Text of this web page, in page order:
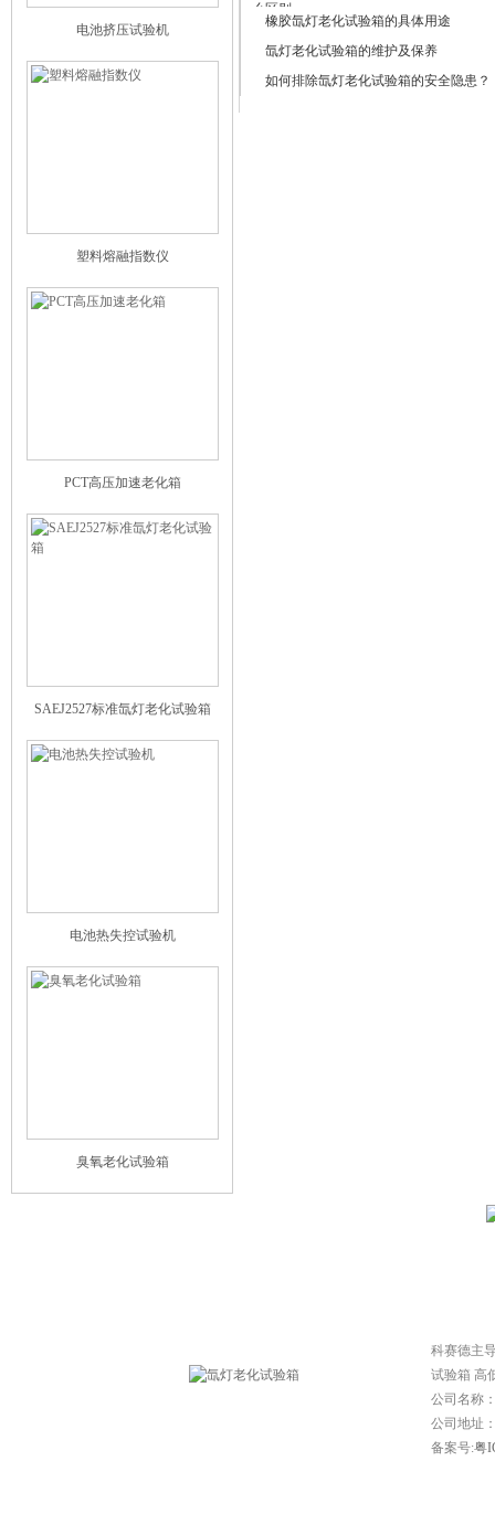
电池挤压试验机
塑料熔融指数仪
PCT高压加速老化箱
SAEJ2527标准氙灯老化试验箱
电池热失控试验机
臭氧老化试验箱
么区别
橡胶氙灯老化试验箱的具体用途
氙灯老化试验箱的维护及保养
如何排除氙灯老化试验箱的安全隐患？
科赛德主
试验箱 高
公司名称
公司地址
备案号:粤